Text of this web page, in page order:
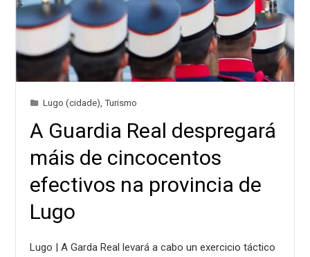
Lugo (cidade) ,Turismo
A Guardia Real despregará
máis de cincocentos
efectivos na provincia de
Lugo
Lugo | A Garda Real levará a cabo un exercicio táctico